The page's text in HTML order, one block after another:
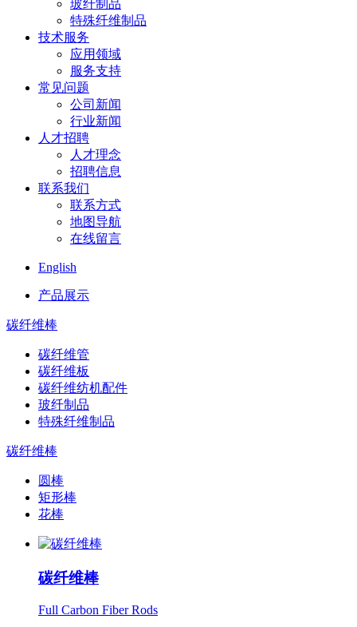
玻纤制品
特殊纤维制品
技术服务
应用领域
服务支持
常见问题
公司新闻
行业新闻
人才招聘
人才理念
招聘信息
联系我们
联系方式
地图导航
在线留言
English
产品展示
碳纤维棒
碳纤维管
碳纤维板
碳纤维纺机配件
玻纤制品
特殊纤维制品
碳纤维棒
圆棒
矩形棒
花棒
碳纤维棒
Full Carbon Fiber Rods